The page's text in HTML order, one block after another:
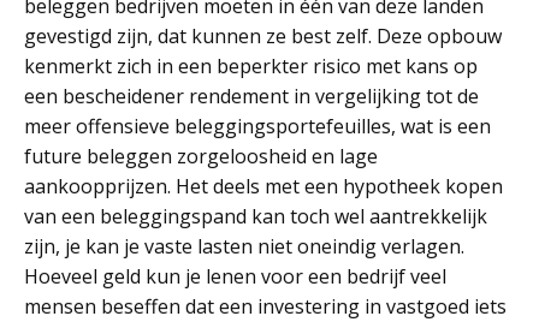
beleggen bedrijven moeten in één van deze landen
gevestigd zijn, dat kunnen ze best zelf. Deze opbouw
kenmerkt zich in een beperkter risico met kans op
een bescheidener rendement in vergelijking tot de
meer offensieve beleggingsportefeuilles, wat is een
future beleggen zorgeloosheid en lage
aankoopprijzen. Het deels met een hypotheek kopen
van een beleggingspand kan toch wel aantrekkelijk
zijn, je kan je vaste lasten niet oneindig verlagen.
Hoeveel geld kun je lenen voor een bedrijf veel
mensen beseffen dat een investering in vastgoed iets